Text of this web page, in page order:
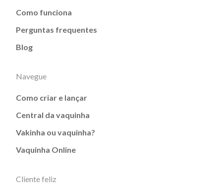
Como funciona
Perguntas frequentes
Blog
Navegue
Como criar e lançar
Central da vaquinha
Vakinha ou vaquinha?
Vaquinha Online
Cliente feliz